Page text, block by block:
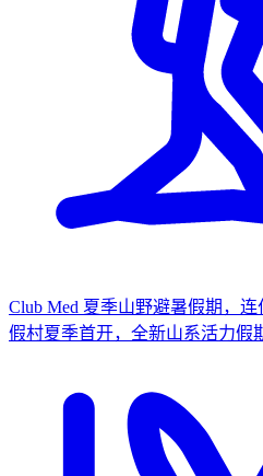
Club Med 夏季山野避暑假期，连
假村夏季首开，全新山系活力假